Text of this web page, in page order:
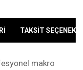
TAKSİT
makro